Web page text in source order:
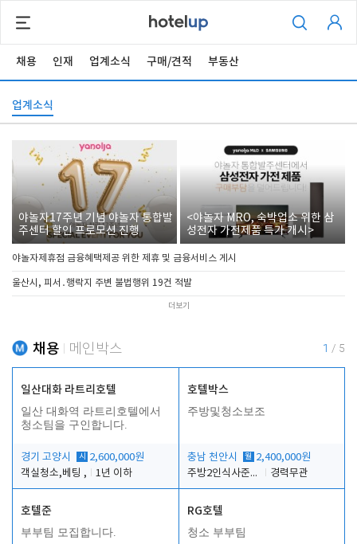
채용 인재 업계소식 구매/견적 부동산
업계소식
야놀자17주년 기념 야놀자 통합발
주센터 할인 프로모션 진행
<야놀자 MRO, 숙박업소 위한 삼
성전자 가전제품 특가 개시>
야놀자제휴점 금융혜택제공 위한 제휴 및 금융서비스 게시
울산시, 피서․행락지 주변 불법행위 19건 적발
더보기
채용 메인박스 1 / 5
일산대화 라트리호텔
일산 대화역 라트리호텔에서
청소팀을 구인합니다.
경기 고양시 시
2,600,000원
객실청소,베팅 ,
1년 이하
호텔박스
주방및청소보조
충남 천안시 월 2,400,000원
주방2인식사준비및청소린렌보조
경력무관
호텔준
부부팀 모집합니다.
RG호텔
청소 부부팀